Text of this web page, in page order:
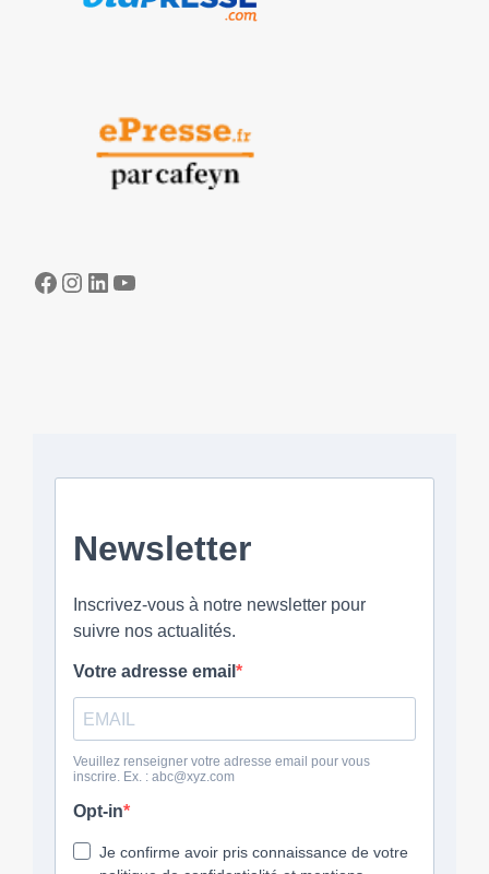
Facebook
Instagram
LinkedIn
YouTube